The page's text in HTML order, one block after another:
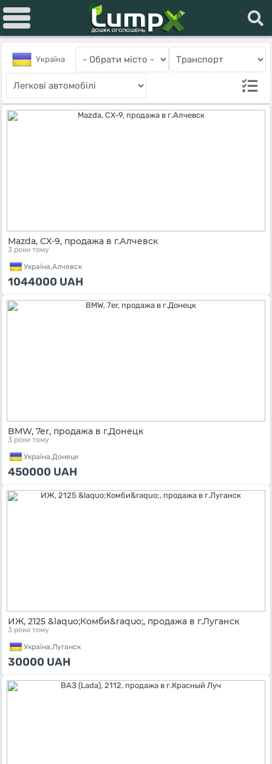
Україна
Mazda, CX-9, продажа в г.Алчевск
3 роки тому
Україна,Алчевск
1044000 UAH
BMW, 7er, продажа в г.Донецк
3 роки тому
Україна,Донецк
450000 UAH
ИЖ, 2125 &laquo;Комби&raquo;, продажа в г.Луганск
3 роки тому
Україна,Луганск
30000 UAH